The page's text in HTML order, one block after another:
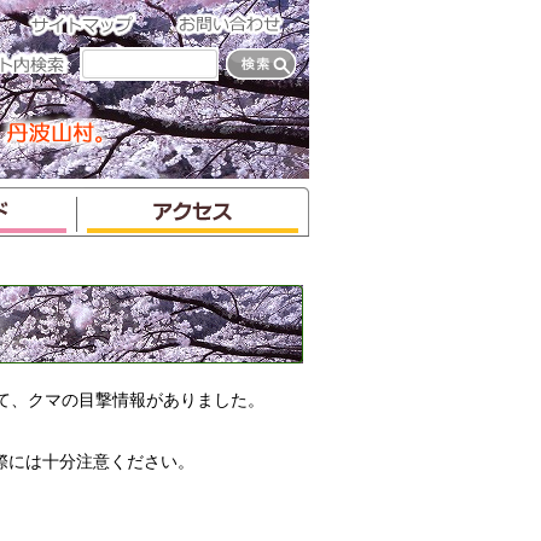
、クマの目撃情報がありました。
は十分注意ください。